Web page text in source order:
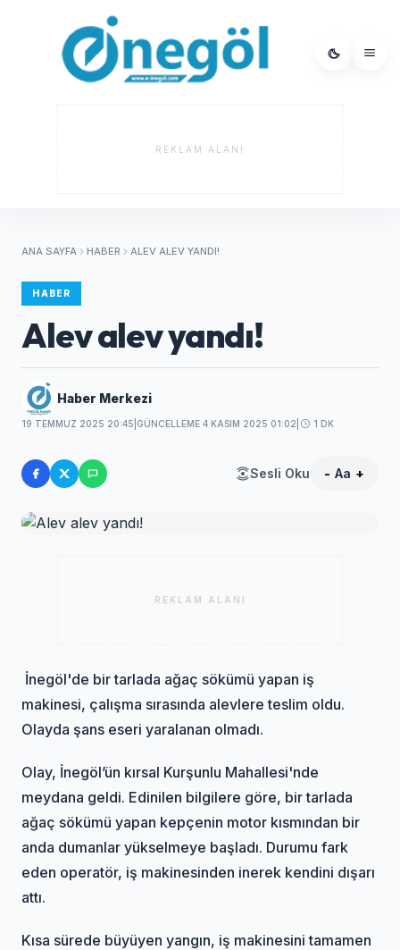
REKLAM ALANI
ANA SAYFA HABER ALEV ALEV YANDI!
HABER
Alev alev yandı!
Haber Merkezi
19 TEMMUZ 2025 20:45 GÜNCELLEME 4 KASIM 2025 01:02 1 DK
Sesli Oku - Aa +
REKLAM ALANI
İnegöl'de bir tarlada ağaç sökümü yapan iş
makinesi, çalışma sırasında alevlere teslim oldu.
Olayda şans eseri yaralanan olmadı.
Olay, İnegöl’ün kırsal Kurşunlu Mahallesi'nde
meydana geldi. Edinilen bilgilere göre, bir tarlada
ağaç sökümü yapan kepçenin motor kısmından bir
anda dumanlar yükselmeye başladı. Durumu fark
eden operatör, iş makinesinden inerek kendini dışarı
attı.
Kısa sürede büyüyen yangın, iş makinesini tamamen